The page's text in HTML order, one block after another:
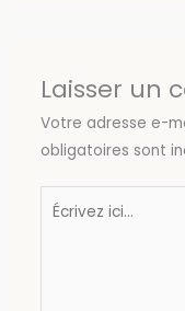
Laisser un
Votre adresse e-
obligatoires sont
Écrivez